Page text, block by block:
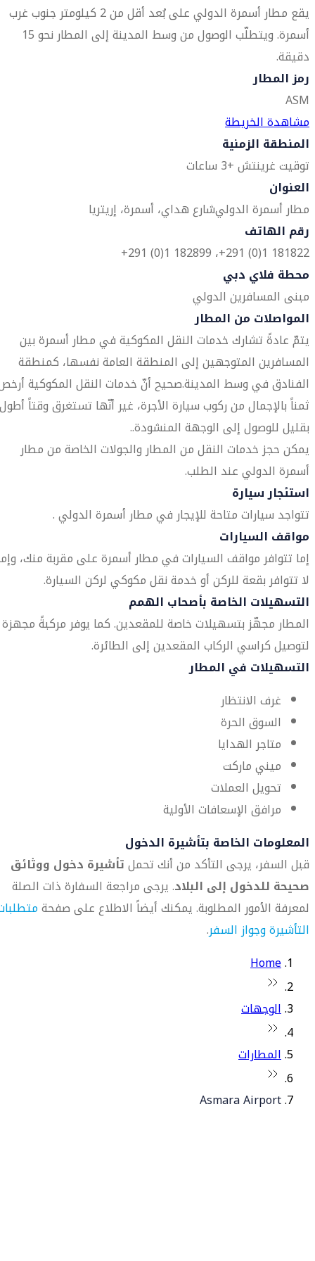
يقع مطار أسمرة الدولي على بُعد أقل من 2 كيلومتر جنوب غرب
أسمرة. ويتطلّب الوصول من وسط المدينة إلى المطار نحو 15
دقيقة.
رمز المطار
ASM
مشاهدة الخريطة
المنطقة الزمنية
توقيت غرينتش +3 ساعات
العنوان
مطار أسمرة الدوليشارع هداي، أسمرة، إريتريا
رقم الهاتف
181822 1(0) 291+، 182899 1(0) 291+
محطة فلاي دبي
مبنى المسافرين الدولي
المواصلات من المطار
يتمّ عادةً تشارك خدمات النقل المكوكية في مطار أسمرة بين
المسافرين المتوجهين إلى المنطقة العامة نفسها، كمنطقة
الفنادق في وسط المدينة.صحيح أنّ خدمات النقل المكوكية
ثمناً بالإجمال من ركوب سيارة الأجرة، غير أنّها تستغرق وقتاً أطول
بقليل للوصول إلى الوجهة المنشودة..
يمكن حجز خدمات النقل من المطار والجولات الخاصة من مطار
أسمرة الدولي عند الطلب.
استئجار سيارة
تتواجد سيارات متاحة للإيجار في مطار أسمرة الدولي .
مواقف السيارات
إما تتوافر مواقف السيارات في مطار أسمرة على مقربة منك،
لا تتوافر بقعة للركن أو خدمة نقل مكوكي لركن السيارة.
التسهيلات الخاصة بأصحاب الهمم
المطار مجهّز بتسهيلات خاصة للمقعدين. كما يوفر مركبةً مجهزة
لتوصيل كراسي الركاب المقعدين إلى الطائرة.
التسهيلات في المطار
غرف الانتظار
السوق الحرة
متاجر الهدايا
ميني ماركت
تحويل العملات
مرافق الإسعافات الأولية
المعلومات الخاصة بتأشيرة الدخول
قبل السفر، يرجى التأكد من أنك تحملتأشيرة دخول ووثائق
صحيحة للدخول إلى البلاد. يرجى مراجعة السفارة ذات الصلة
لمعرفة الأمور المطلوبة. يمكنك أيضاً الاطلاع على صفحة
التأشيرة وجواز السفر.
Home
الوجهات
المطارات
Asmara Airport